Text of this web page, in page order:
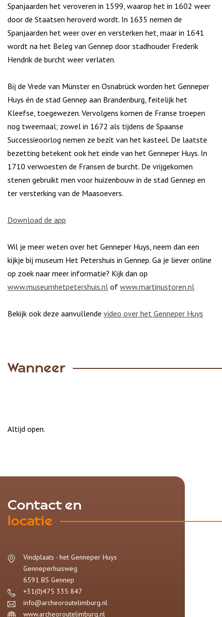
Spanjaarden het veroveren in 1599, waarop het in 1602 weer
door de Staatsen heroverd wordt. In 1635 nemen de
Spanjaarden het weer over en versterken het, maar in 1641
wordt na het Beleg van Gennep door stadhouder Frederik
Hendrik de burcht weer verlaten.
Bij de Vrede van Münster en Osnabrück worden het Genneper
Huys én de stad Gennep aan Brandenburg, feitelijk het
Kleefse, toegewezen. Vervolgens komen de Franse troepen
nog tweemaal; zowel in 1672 als tijdens de Spaanse
Successieoorlog nemen ze bezit van het kasteel. De laatste
bezetting betekent ook het einde van het Genneper Huys. In
1710 verwoesten de Fransen de burcht. De vrijgekomen
stenen gebruikt men voor huizenbouw in de stad Gennep en
ter versterking van de Maasoevers.
Download de app
Wil je meer weten over het Genneper Huys, neem dan een
kijkje bij museum Het Petershuis in Gennep. Ga je liever online
op zoek naar meer informatie? Kijk dan op
www.museumhetpetershuis.nl of www.martinustoren.nl
Bekijk ook deze aanvullende video over het Genneper Huys
Wanneer
Altijd open.
Contact en
locatie
Vindplaats - het Genneper Huys
Genneperhuisweg
6591 BS Gennep
+31(0)475 335 847
info@archeoroutelimburg.nl
www.archeoroutelimburg.nl